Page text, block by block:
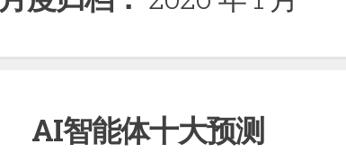
AI智能体十大预测